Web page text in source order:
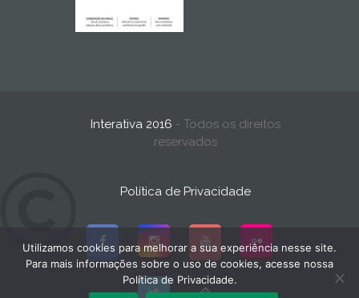
Interativa 2016 - Todos os direitos
reservados
Política de Privacidade
Utilizamos cookies para melhorar a sua experiência nesse site.
Para mais informações sobre o uso de cookies, acesse nossa
Política de Privacidade.